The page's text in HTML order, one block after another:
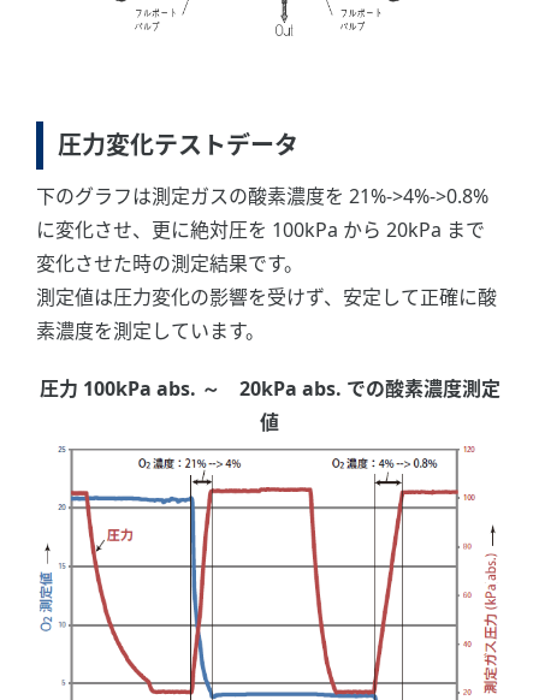
圧力変化テストデータ
下のグラフは測定ガスの酸素濃度を 21%->4%->0.8%
に変化させ、更に絶対圧を 100kPa から 20kPa まで
変化させた時の測定結果です。
測定値は圧力変化の影響を受けず、安定して正確に酸
素濃度を測定しています。
圧力 100kPa abs. ～ 20kPa abs. での酸素濃度測定
値